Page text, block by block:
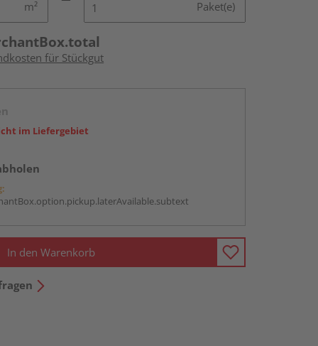
m² Paket(e)
für Stückgut
im Liefergebiet
In den Warenkorb